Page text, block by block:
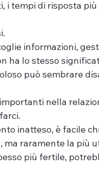
i tempi di risposta
informazioni,
ha lo stesso
può sembrare
nella
inatteso, è facile
ma raramente la più
più fertile,